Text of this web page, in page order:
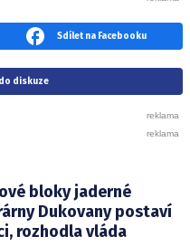
Sdílet na Facebooku
diskuze
bloky jaderné
Dukovany postaví
rozhodla vláda